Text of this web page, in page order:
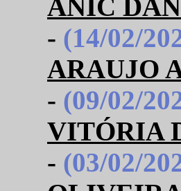
ANIC
- (14/02/
ARAUJO
- (09/02/
VITÓRIA
- (03/02/